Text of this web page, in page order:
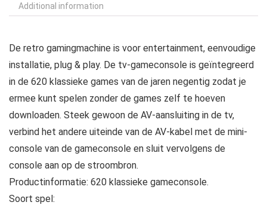
Additional information
De retro gamingmachine is voor entertainment, eenvoudige
installatie, plug & play. De tv-gameconsole is geïntegreerd
in de 620 klassieke games van de jaren negentig zodat je
ermee kunt spelen zonder de games zelf te hoeven
downloaden. Steek gewoon de AV-aansluiting in de tv,
verbind het andere uiteinde van de AV-kabel met de mini-
console van de gameconsole en sluit vervolgens de
console aan op de stroombron.
Productinformatie: 620 klassieke gameconsole.
Soort spel: